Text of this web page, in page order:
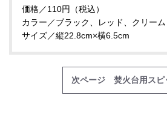
価格／110円（税込）
カラー／ブラック、レッド、クリーム
サイズ／縦22.8cm×横6.5cm
次ページ 焚火台用スピ